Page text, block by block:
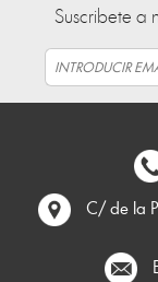
Suscribete a
C/ de la